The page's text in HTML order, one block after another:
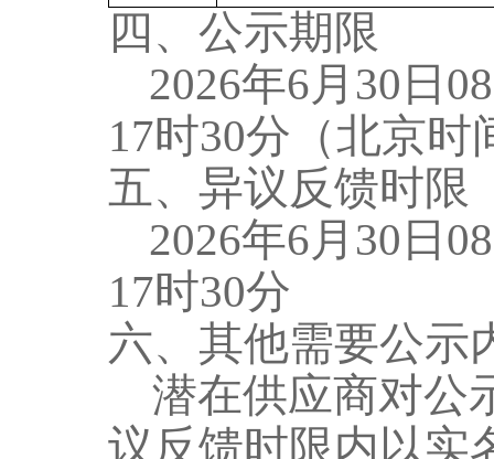
四、公示期限
2026年6月 30 日
17时30分 （北京
五、异议反馈时限
2026年6月 30 日
17时30分
六、 其他需要公示
潜在供应商对公
议反馈时限内以实